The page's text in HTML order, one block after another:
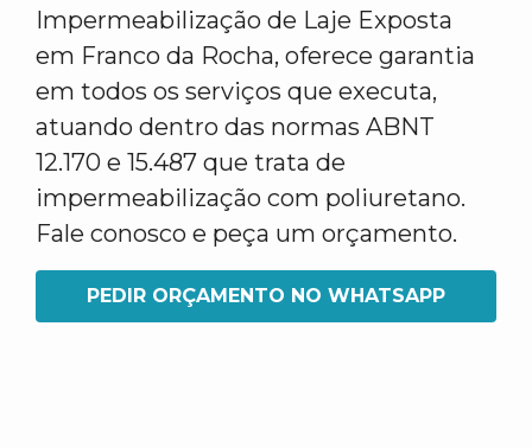
Impermeabilização de Laje Exposta
em Franco da Rocha, oferece garantia
em todos os serviços que executa,
atuando dentro das normas ABNT
12.170 e 15.487 que trata de
impermeabilização com poliuretano.
Fale conosco e peça um orçamento.
PEDIR ORÇAMENTO NO WHATSAPP